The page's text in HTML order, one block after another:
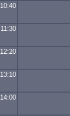
10:40
11:30
12:20
13:10
14:00